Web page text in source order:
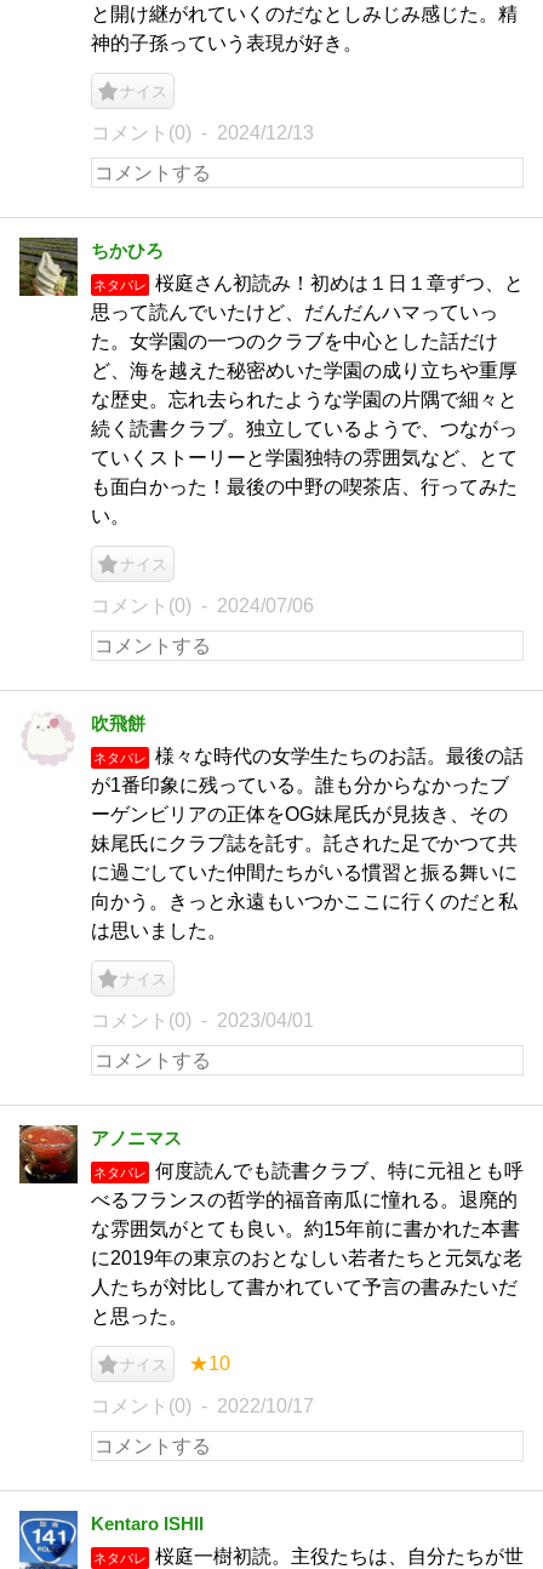
と開け継がれていくのだなとしみじみ感じた。精
神的子孫っていう表現が好き。
ナイス
コメント(0) 2024/12/13
ちかひろ
ネタバレ
桜庭さん初読み！初めは１日１章ずつ、と
思って読んでいたけど、だんだんハマっていっ
た。女学園の一つのクラブを中心とした話だけ
ど、海を越えた秘密めいた学園の成り立ちや重厚
な歴史。忘れ去られたような学園の片隅で細々と
続く読書クラブ。独立しているようで、つながっ
ていくストーリーと学園独特の雰囲気など、とて
も面白かった！最後の中野の喫茶店、行ってみた
い。
ナイス
コメント(0) 2024/07/06
吹飛餅
ネタバレ
様々な時代の女学生たちのお話。最後の話
が1番印象に残っている。誰も分からなかったブ
ーゲンビリアの正体をOG妹尾氏が見抜き、その
妹尾氏にクラブ誌を託す。託された足でかつて共
に過ごしていた仲間たちがいる慣習と振る舞いに
向かう。きっと永遠もいつかここに行くのだと私
は思いました。
ナイス
コメント(0) 2023/04/01
アノニマス
ネタバレ
何度読んでも読書クラブ、特に元祖とも呼
べるフランスの哲学的福音南瓜に憧れる。退廃的
な雰囲気がとても良い。約15年前に書かれた本書
に2019年の東京のおとなしい若者たちと元気な老
人たちが対比して書かれていて予言の書みたいだ
と思った。
ナイス ★10
コメント(0) 2022/10/17
Kentaro ISHII
ネタバレ
桜庭一樹初読。主役たちは、自分たちが世